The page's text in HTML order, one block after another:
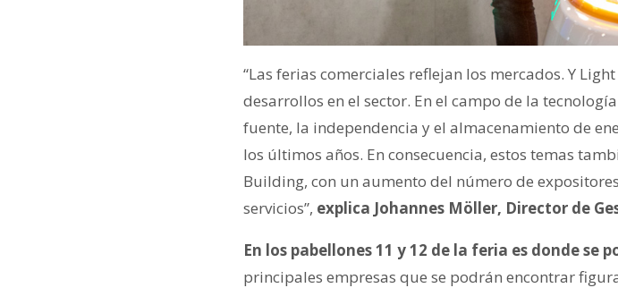
“Las ferias comerciales reflejan los mercados. Y
desarrollos en el sector. En el campo de la
fuente, la independencia y el almacenamiento de
los últimos años. En consecuencia, estos temas
Building, con un aumento del número de
servicios”, explica Johannes Möller, Director de
En los pabellones 11 y 12 de la feria es donde se
principales empresas que se podrán encontrar